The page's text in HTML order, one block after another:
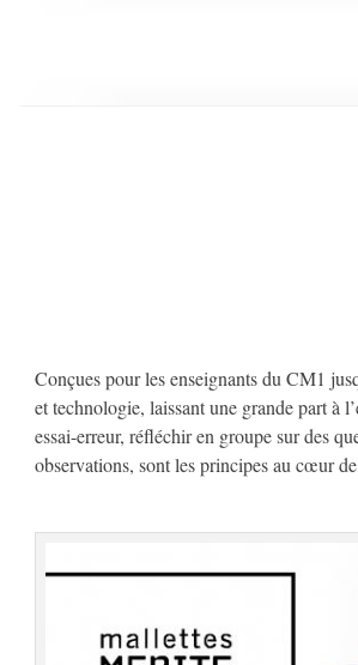
Conçues pour les enseignants du CM1
et technologie, laissant une grande part à
essai-erreur, réfléchir en groupe sur des
observations, sont les principes au cœur